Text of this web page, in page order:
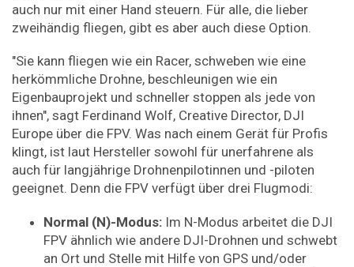
auch nur mit einer Hand steuern. Für alle, die lieber
zweihändig fliegen, gibt es aber auch diese Option.
"Sie kann fliegen wie ein Racer, schweben wie eine
herkömmliche Drohne, beschleunigen wie ein
Eigenbauprojekt und schneller stoppen als jede von
ihnen", sagt Ferdinand Wolf, Creative Director, DJI
Europe über die FPV. Was nach einem Gerät für Profis
klingt, ist laut Hersteller sowohl für unerfahrene als
auch für langjährige Drohnenpilotinnen und -piloten
geeignet. Denn die FPV verfügt über drei Flugmodi:
Normal (N)-Modus: Im N-Modus arbeitet die DJI
FPV ähnlich wie andere DJI-Drohnen und schwebt
an Ort und Stelle mit Hilfe von GPS und/oder